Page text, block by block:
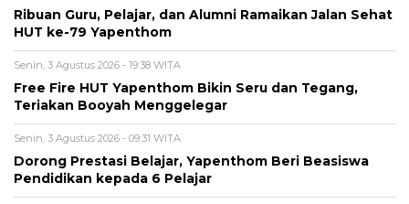
Ribuan Guru, Pelajar, dan Alumni Ramaikan Jalan Sehat
HUT ke-79 Yapenthom
Senin, 3 Agustus 2026 - 19:38 WITA
Free Fire HUT Yapenthom Bikin Seru dan Tegang,
Teriakan Booyah Menggelegar
Senin, 3 Agustus 2026 - 09:31 WITA
Dorong Prestasi Belajar, Yapenthom Beri Beasiswa
Pendidikan kepada 6 Pelajar